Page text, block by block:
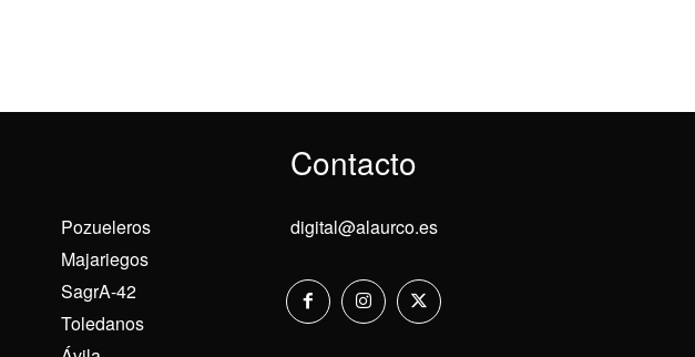
Contacto
Pozueleros
Majariegos
SagrA-42
Toledanos
digital@alaurco.es